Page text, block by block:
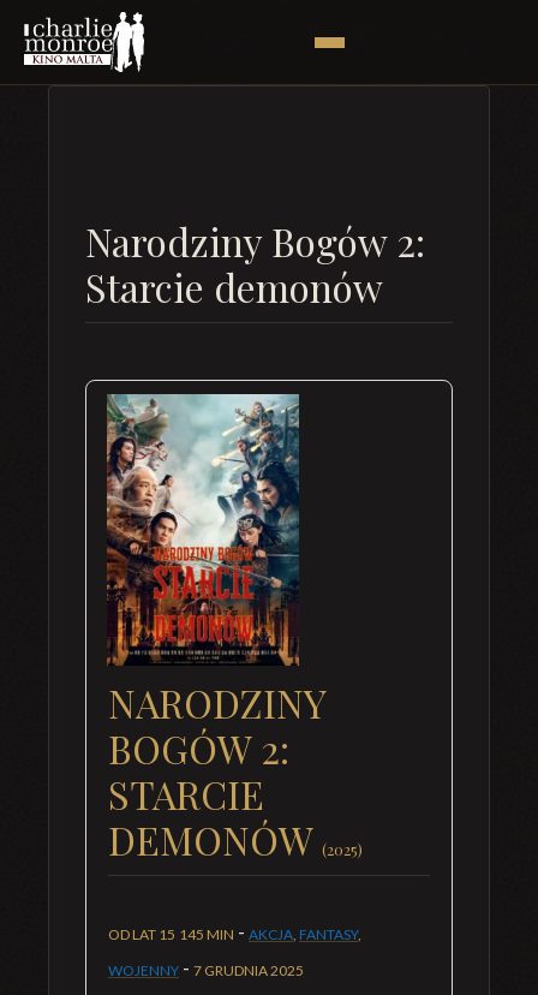
Narodziny Bogów 2:
Starcie demonów
NARODZINY
BOGÓW 2:
STARCIE
DEMONÓW (2025)
OD LAT 15 145 MIN - AKCJA, FANTASY,
WOJENNY - 7 GRUDNIA 2025